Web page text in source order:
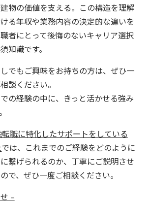
物の価値を支える。この構造を理解
る年収や業務内容の決定的な違いを
者にとって後悔のないキャリア選択
知識です。
でもご興味をお持ちの方は、ぜひ一
談ください。
の経験の中に、きっと活かせる強み
職に特化したサポートをしている
では、これまでのご経験をどのように
繋げられるのか、丁寧にご説明させ
で、ぜひ一度ご相談ください。
–